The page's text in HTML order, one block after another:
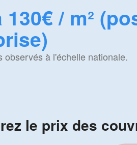
130€ / m²
observés à l'échelle nationale.
le prix des